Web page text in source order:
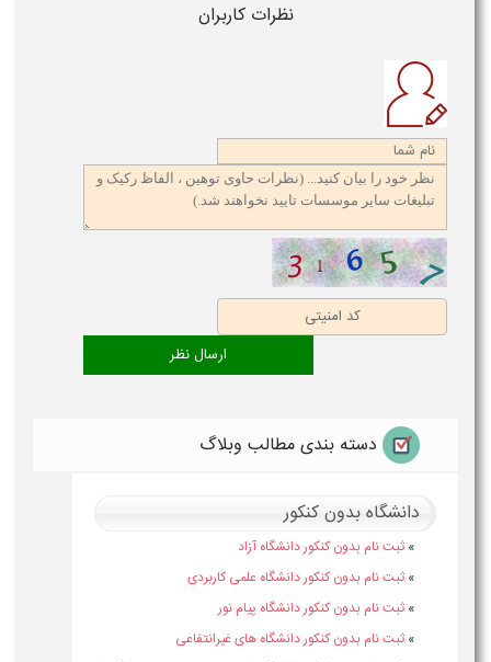
نظرات کاربران
دسته بندی مطالب وبلاگ
دانشگاه بدون کنکور
» ثبت نام بدون کنکور دانشگاه آزاد
» ثبت نام بدون کنکور دانشگاه علمی کاربردی
» ثبت نام بدون کنکور دانشگاه پیام نور
» ثبت نام بدون کنکور دانشگاه های غیرانتفاعی